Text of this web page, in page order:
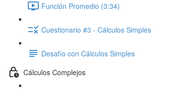
Función Promedio (3:34)
Cuestionario #3 - Cálculos Simples
Desafío con Cálculos Simples
Cálculos Complejos